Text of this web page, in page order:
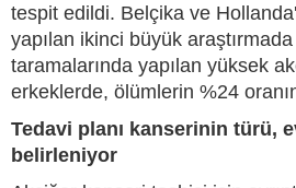
tespit edildi. Belçika ve
yapılan ikinci büyük
taramalarında yapılan yüksek
erkeklerde, ölümlerin %24
Tedavi planı kanserinin türü,
belirleniyor